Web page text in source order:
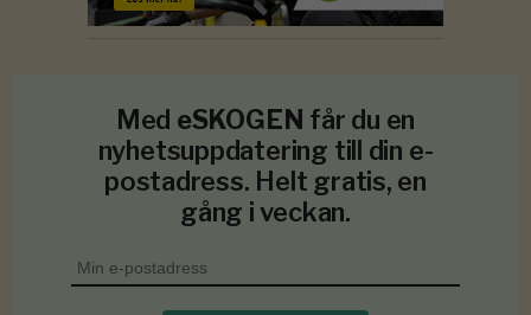
Med eSKOGEN får du en
nyhetsuppdatering till din e-
postadress. Helt gratis, en
gång i veckan.